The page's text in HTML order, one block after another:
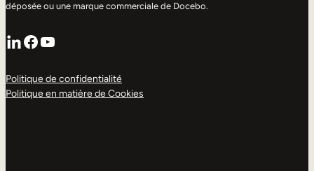
déposée ou une marque commerciale de Docebo.
LinkedIn
Facebook
YouTube
Politique de confidentialité
Politique en matière de Cookies